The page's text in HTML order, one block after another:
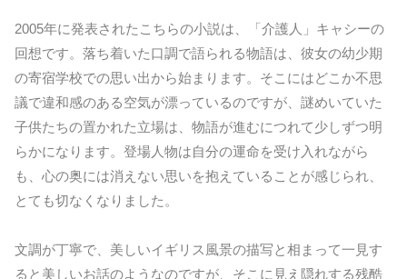
2005年に発表されたこちらの小説は、「介護人」キャシーの
回想です。落ち着いた口調で語られる物語は、彼女の幼少期
の寄宿学校での思い出から始まります。そこにはどこか不思
議で違和感のある空気が漂っているのですが、謎めいていた
子供たちの置かれた立場は、物語が進むにつれて少しずつ明
らかになります。登場人物は自分の運命を受け入れながら
も、心の奥には消えない思いを抱えていることが感じられ、
とても切なくなりました。
文調が丁寧で、美しいイギリス風景の描写と相まって一見す
ると美しいお話のようなのですが、そこに見え隠れする残酷